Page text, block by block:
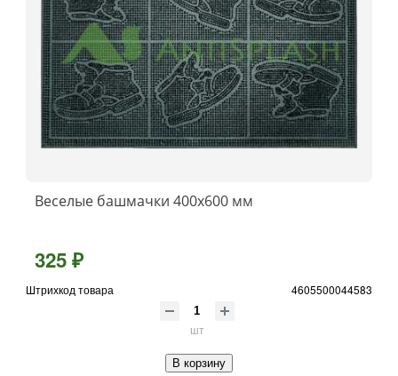
Веселые башмачки 400х600 мм
325 ₽
Штрихкод товара 4605500044583
шт
В корзину